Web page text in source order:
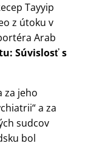
Tayyip
z útoku v
Arab
Súvislosť s
za jeho
a za
sudcov
bol